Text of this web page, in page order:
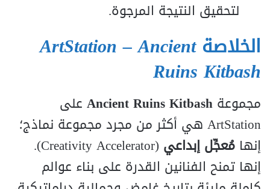
لتحقيق النتيجة المرجوة.
الخلاصة ArtStation – Ancient
Ruins Kitbash
مجموعة Ancient Ruins Kitbash على
ArtStation هي أكثر من مجرد مجموعة نماذج؛
إنها مُعجِّل إبداعي
(Creativity Accelerator).
إنها تمنح الفنانين القدرة على بناء عوالم